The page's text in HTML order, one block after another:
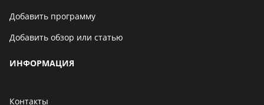
Добавить программу
Добавить обзор или статью
ИНФОРМАЦИЯ
Контакты